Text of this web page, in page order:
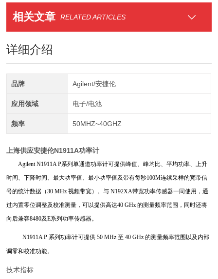
相关文章 RELATED ARTICLES
详细介绍
品牌 Agilent/安捷伦
应用领域 电子/电池
频率 50MHZ~40GHZ
上海供应安捷伦N1911A功率计
Agilent N1911A P系列单通道功率计可提供峰值、峰均比、平均功率、上升
时间、下降时间、最大功率值、最小功率值及带有每秒100M连续采样的宽带信
号的统计数据（30 MHz视频带宽）。与 N192XA带宽功率传感器一同使用，通
过内置零位调整及校准测量，可以提供高达40 GHz的测量频率范围，同时还将
向后兼容8480及E系列功率传感器。
N1911A P 系列功率计可提供 50 MHz 至 40 GHz 的测量频率范围以及内部
调零和校准功能。
技术指标